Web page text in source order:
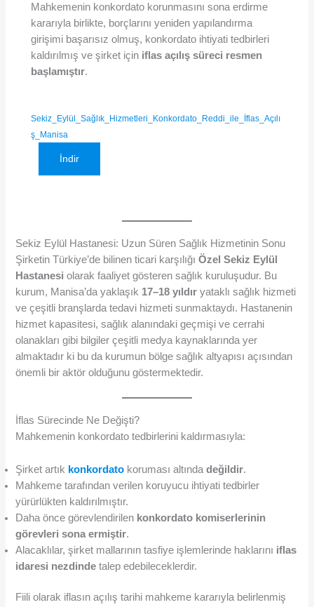
Mahkemenin konkordato korunmasını sona erdirme
kararıyla birlikte, borçlarını yeniden yapılandırma
girişimi başarısız olmuş, konkordato ihtiyati tedbirleri
kaldırılmış ve şirket için iflas açılış süreci resmen
başlamıştır.
Sekiz_Eylül_Sağlık_Hizmetleri_Konkordato_Reddi_ile_İflas_Açılı
ş_Manisa
İndir
Sekiz Eylül Hastanesi: Uzun Süren Sağlık Hizmetinin Sonu
Şirketin Türkiye’de bilinen ticari karşılığıÖzel Sekiz Eylül
Hastanesi olarak faaliyet gösteren sağlık kuruluşudur. Bu
kurum, Manisa’da yaklaşık 17–18 yıldır yataklı sağlık hizmeti
ve çeşitli branşlarda tedavi hizmeti sunmaktaydı. Hastanenin
hizmet kapasitesi, sağlık alanındaki geçmişi ve cerrahi
olanakları gibi bilgiler çeşitli medya kaynaklarında yer
almaktadır ki bu da kurumun bölge sağlık altyapısı açısından
önemli bir aktör olduğunu göstermektedir.
İflas Sürecinde Ne Değişti?
Mahkemenin konkordato tedbirlerini kaldırmasıyla:
Şirket artık konkordato koruması altındadeğildir.
Mahkeme tarafından verilen koruyucu ihtiyati tedbirler
yürürlükten kaldırılmıştır.
Daha önce görevlendirilen konkordato komiserlerinin
görevleri sona ermiştir.
Alacaklılar, şirket mallarının tasfiye işlemlerinde haklarını iflas
idaresi nezdinde talep edebileceklerdir.
Fiili olarak iflasın açılış tarihi mahkeme kararıyla belirlenmiş